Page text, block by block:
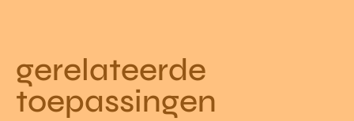
gerelateerde
toepassingen